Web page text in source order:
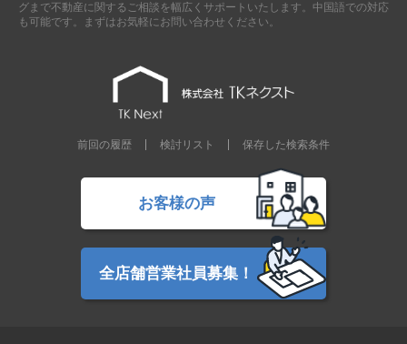
グまで不動産に関するご相談を幅広くサポートいたします。中国語での対応
も可能です。まずはお気軽にお問い合わせください。
前回の履歴 検討リスト 保存した検索条件
お客様の声
全店舗営業社員募集！